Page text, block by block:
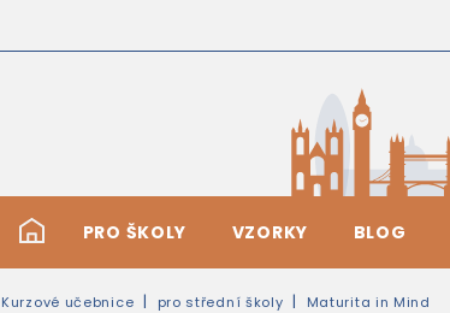
# PRO ŠKOLY VZORKY BLOG
Kurzové učebnice pro střední školy Maturita in Mind